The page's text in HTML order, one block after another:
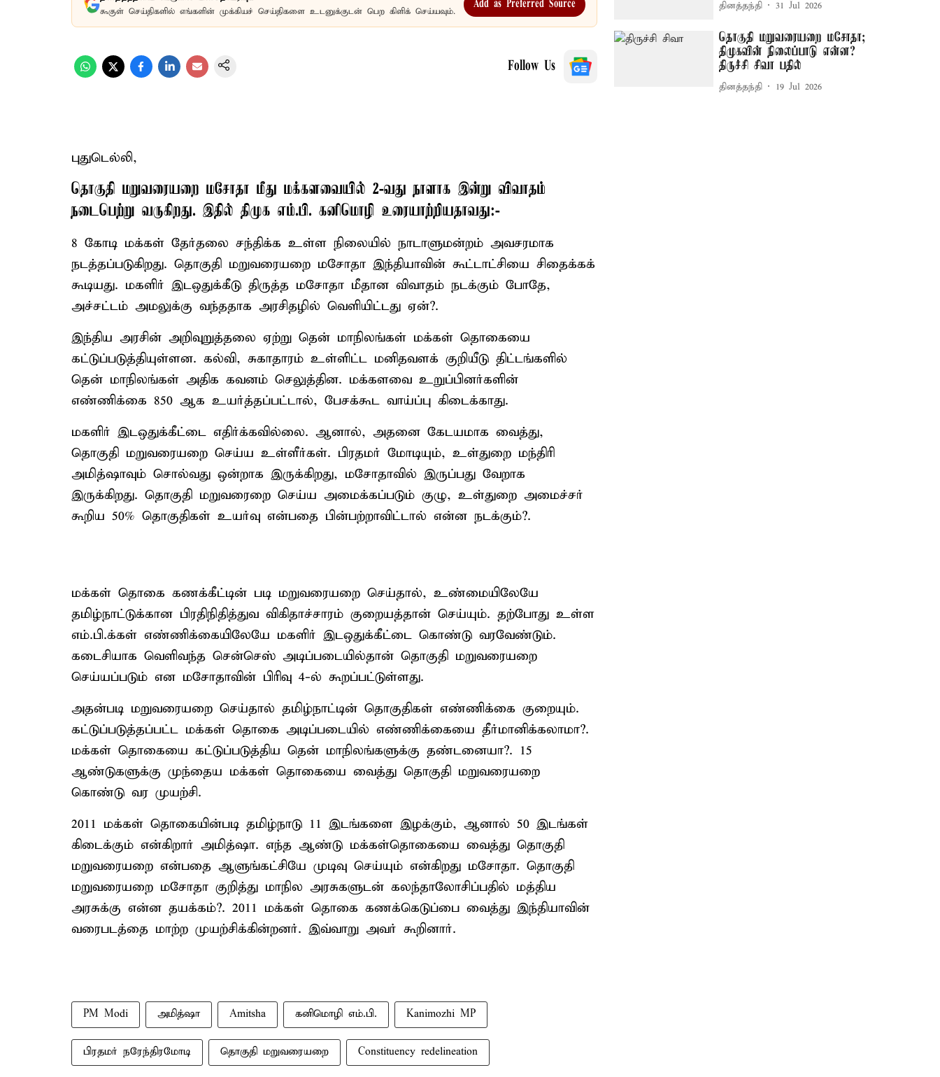
கூகுள் செய்திகளில் எங்களின் முக்கியச் செய்திகளை உடனுக்குடன் பெற கிளிக் செய்யவும்.
Add as Preferred Source
Follow Us
புதுடெல்லி,
தொகுதி மறுவரையறை மசோதா மீது மக்களவையில் 2-வது நாளாக இன்று விவாதம்
நடைபெற்று வருகிறது. இதில் திமுக எம்.பி. கனிமொழி உரையாற்றியதாவது:-
8 கோடி மக்கள் தேர்தலை சந்திக்க உள்ள நிலையில் நாடாளுமன்றம் அவசரமாக
நடத்தப்படுகிறது. தொகுதி மறுவரையறை மசோதா இந்தியாவின் கூட்டாட்சியை சிதைக்கக்
கூடியது. மகளிர் இடஒதுக்கீடு திருத்த மசோதா மீதான விவாதம் நடக்கும் போதே,
அச்சட்டம் அமலுக்கு வந்ததாக அரசிதழில் வெளியிட்டது ஏன்?.
இந்திய அரசின் அறிவுறுத்தலை ஏற்று தென் மாநிலங்கள் மக்கள் தொகையை
கட்டுப்படுத்தியுள்ளன. கல்வி, சுகாதாரம் உள்ளிட்ட மனிதவளக் குறியீடு திட்டங்களில்
தென் மாநிலங்கள் அதிக கவனம் செலுத்தின. மக்களவை உறுப்பினர்களின்
எண்ணிக்கை 850 ஆக உயர்த்தப்பட்டால், பேசக்கூட வாய்ப்பு கிடைக்காது.
மகளிர் இடஒதுக்கீட்டை எதிர்க்கவில்லை. ஆனால், அதனை கேடயமாக வைத்து,
தொகுதி மறுவரையறை செய்ய உள்ளீர்கள். பிரதமர் மோடியும், உள்துறை மந்திரி
அமித்ஷாவும் சொல்வது ஒன்றாக இருக்கிறது, மசோதாவில் இருப்பது வேறாக
இருக்கிறது. தொகுதி மறுவரைறை செய்ய அமைக்கப்படும் குழு, உள்துறை அமைச்சர்
கூறிய 50% தொகுதிகள் உயர்வு என்பதை பின்பற்றாவிட்டால் என்ன நடக்கும்?.
மக்கள் தொகை கணக்கீட்டின் படி மறுவரையறை செய்தால், உண்மையிலேயே
தமிழ்நாட்டுக்கான பிரதிநிதித்துவ விகிதாச்சாரம் குறையத்தான் செய்யும். தற்போது உள்ள
எம்.பி.க்கள் எண்ணிக்கையிலேயே மகளிர் இடஒதுக்கீட்டை கொண்டு வரவேண்டும்.
கடைசியாக வெளிவந்த சென்செஸ் அடிப்படையில்தான் தொகுதி மறுவரையறை
செய்யப்படும் என மசோதாவின் பிரிவு 4-ல் கூறப்பட்டுள்ளது.
அதன்படி மறுவரையறை செய்தால் தமிழ்நாட்டின் தொகுதிகள் எண்ணிக்கை குறையும்.
கட்டுப்படுத்தப்பட்ட மக்கள் தொகை அடிப்படையில் எண்ணிக்கையை தீர்மானிக்கலாமா?.
மக்கள் தொகையை கட்டுப்படுத்திய தென் மாநிலங்களுக்கு தண்டனையா?. 15
ஆண்டுகளுக்கு முந்தைய மக்கள் தொகையை வைத்து தொகுதி மறுவரையறை
கொண்டு வர முயற்சி.
2011 மக்கள் தொகையின்படி தமிழ்நாடு 11 இடங்களை இழக்கும், ஆனால் 50 இடங்கள்
கிடைக்கும் என்கிறார் அமித்ஷா. எந்த ஆண்டு மக்கள்தொகையை வைத்து தொகுதி
மறுவரையறை என்பதை ஆளுங்கட்சியே முடிவு செய்யும் என்கிறது மசோதா. தொகுதி
மறுவரையறை மசோதா குறித்து மாநில அரசுகளுடன் கலந்தாலோசிப்பதில் மத்திய
அரசுக்கு என்ன தயக்கம்?. 2011 மக்கள் தொகை கணக்கெடுப்பை வைத்து இந்தியாவின்
வரைபடத்தை மாற்ற முயற்சிக்கின்றனர். இவ்வாறு அவர் கூறினார்.
PM Modi அமித்ஷா Amitsha கனிமொழி எம்.பி. Kanimozhi MP
பிரதமர் நரேந்திரமோடி தொகுதி மறுவரையறை Constituency redelineation
தினத்தந்தி 31 Jul 2026
தொகுதி மறுவரையறை மசோதா;
திமுகவின் நிலைப்பாடு என்ன?
திருச்சி சிவா பதில்
தினத்தந்தி 19 Jul 2026